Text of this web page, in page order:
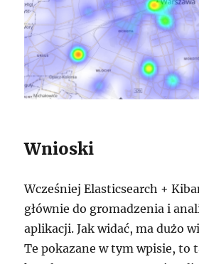
Wnioski
Wcześniej Elasticsearch +
głównie do gromadzenia i
aplikacji. Jak widać, ma dużo
Te pokazane w tym wpisie, to